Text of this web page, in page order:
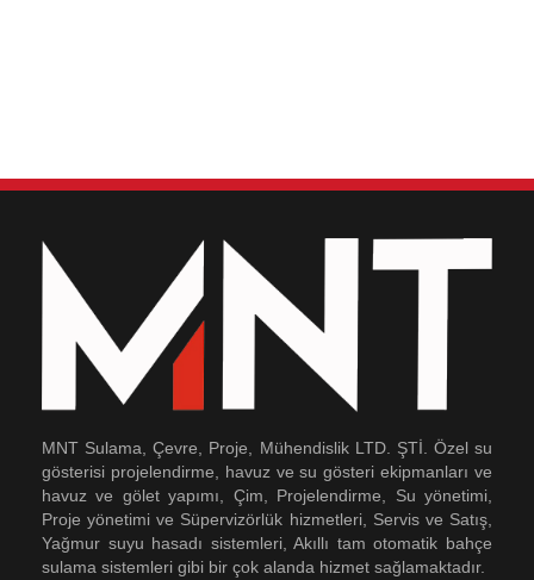
MNT Sulama, Çevre, Proje, Mühendislik LTD. ŞTİ. Özel su
gösterisi projelendirme, havuz ve su gösteri ekipmanları ve
havuz ve gölet yapımı, Çim, Projelendirme, Su yönetimi,
Proje yönetimi ve Süpervizörlük hizmetleri, Servis ve Satış,
Yağmur suyu hasadı sistemleri, Akıllı tam otomatik bahçe
sulama sistemleri gibi bir çok alanda hizmet sağlamaktadır.